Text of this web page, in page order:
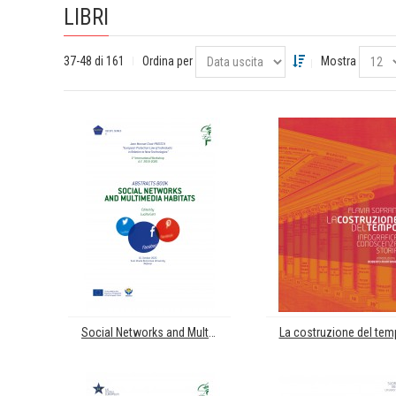
LIBRI
37-48 di 161 Ordina per Mostra